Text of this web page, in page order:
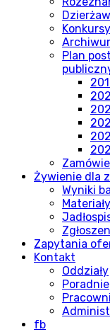
Plan
Żywienie dla
Wyniki
Zapytania
Kontakt
Oddziały
Poradnie
fb